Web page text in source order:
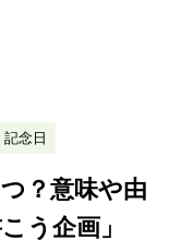
念日
？意味や由
う企画」